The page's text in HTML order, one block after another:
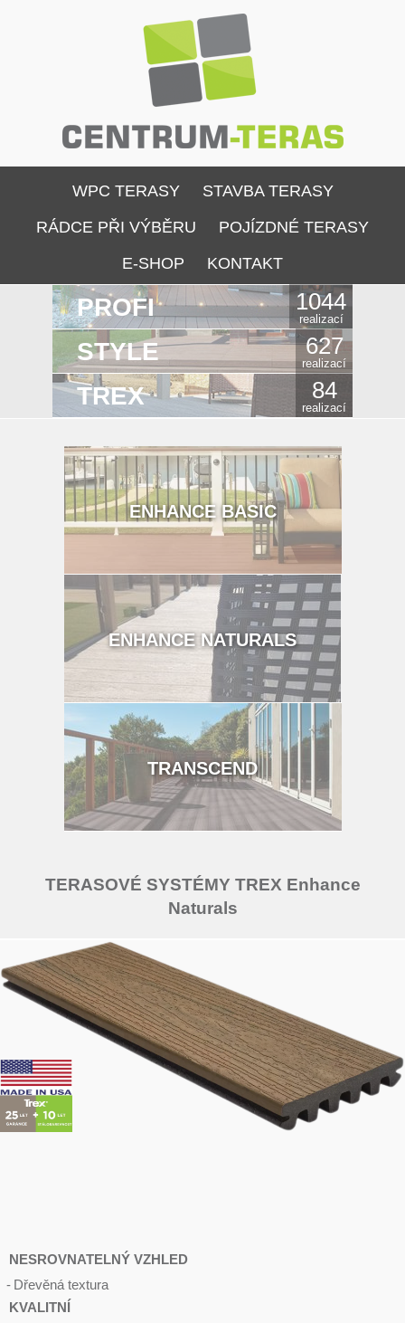
WPC TERASY
STAVBA TERASY
RÁDCE PŘI VÝBĚRU
POJÍZDNÉ TERASY
E-SHOP
KONTAKT
PROFI 1044
realizací
STYLE 627
realizací
TREX 84
realizací
ENHANCE BASIC
ENHANCE NATURALS
TRANSCEND
TERASOVÉ SYSTÉMY TREX Enhance
Naturals
NESROVNATELNÝ VZHLED
Dřevěná textura
KVALITNÍ